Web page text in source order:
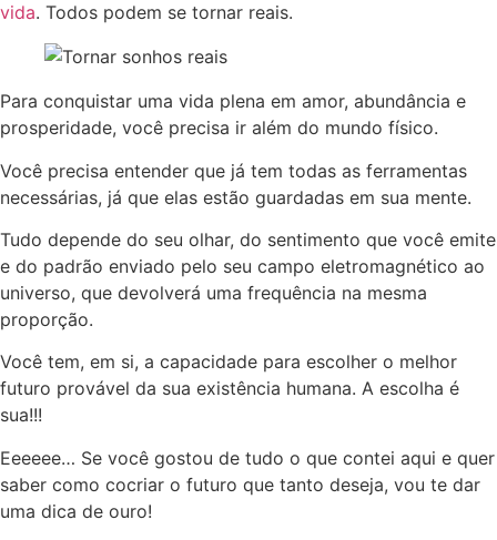
vida. Todos podem se tornar reais.
Para conquistar uma vida plena em amor, abundância e
prosperidade, você precisa ir além do mundo físico.
Você precisa entender que já tem todas as ferramentas
necessárias, já que elas estão guardadas em sua mente.
Tudo depende do seu olhar, do sentimento que você emite
e do padrão enviado pelo seu campo eletromagnético ao
universo, que devolverá uma frequência na mesma
proporção.
Você tem, em si, a capacidade para escolher o melhor
futuro provável da sua existência humana. A escolha é
sua!!!
Eeeeee… Se você gostou de tudo o que contei aqui e quer
saber como cocriar o futuro que tanto deseja, vou te dar
uma dica de ouro!